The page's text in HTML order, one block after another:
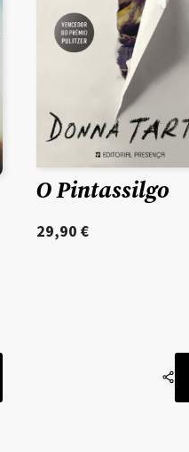
O Pintassilgo
29,90 €